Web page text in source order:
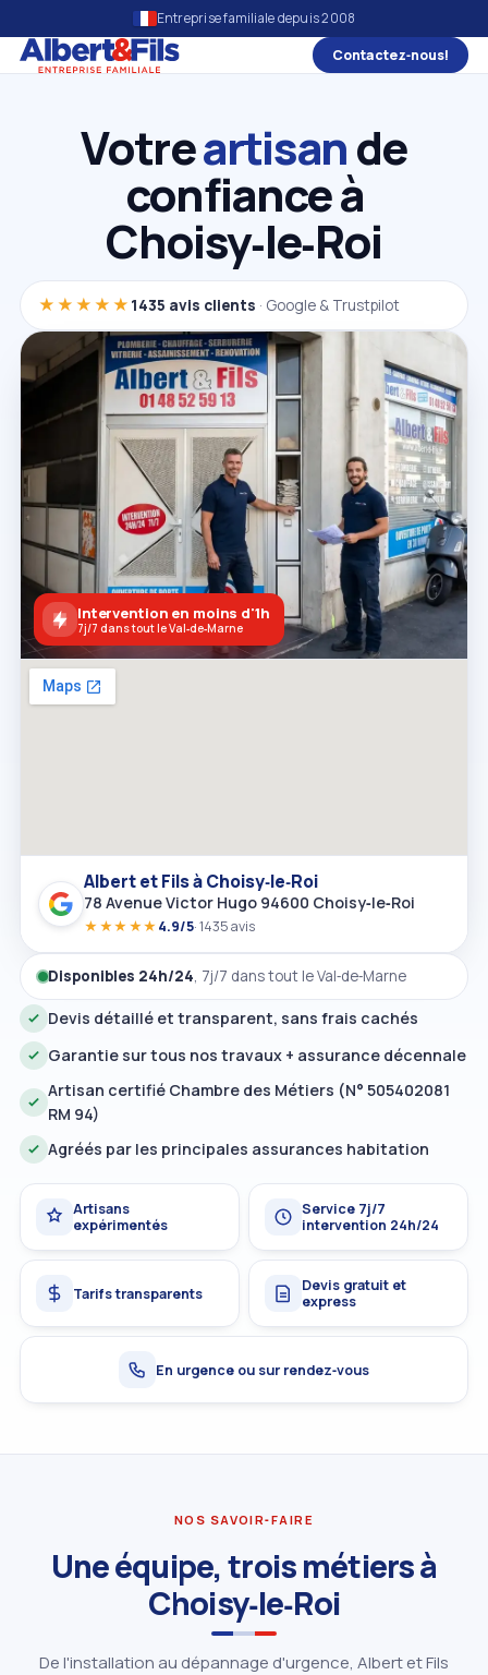
Entreprise familiale depuis 2008
Contactez‑nous!
Votreartisande
confiance à
Choisy‑le‑Roi
Devis détaillé et transparent, sans frais cachés
Garantie sur tous nos travaux + assurance décennale
Artisan certifié Chambre des Métiers (N° 505402081
RM 94)
Agréés par les principales assurances habitation
Disponibles 24h/24, 7j/7 dans tout le Val‑de‑Marne
★★★★★ 1435 avis clients · Google & Trustpilot
Intervention en moins d'1h
7j/7 dans tout le Val‑de‑Marne
Albert et Fils à Choisy‑le‑Roi
78 Avenue Victor Hugo 94600 Choisy‑le‑Roi
★★★★★ 4.9/5· 1435 avis
Artisans
expérimentés
Service 7j/7
intervention 24h/24
Tarifs transparents
Devis gratuit et
express
En urgence ou sur rendez‑vous
NOS SAVOIR‑FAIRE
Une équipe, trois métiers à
Choisy‑le‑Roi
De l'installation au dépannage d'urgence, Albert et Fils